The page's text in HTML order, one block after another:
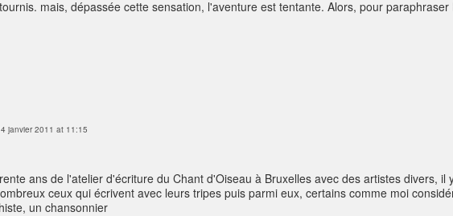
mais, dépassée cette sensation, l'aventure est tentante. Alors, pour
janvier 2011 at 11:15
ans de l'atelier d'écriture du Chant d'Oiseau à Bruxelles avec des artistes divers,
ceux qui écrivent avec leurs tripes puis parmi eux, certains comme moi
un chansonnier